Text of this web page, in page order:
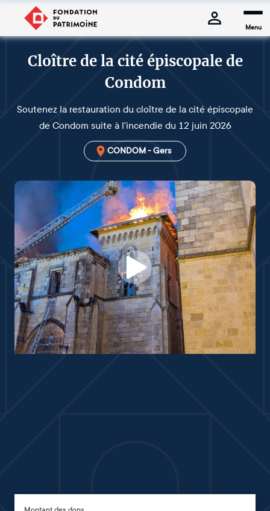
Menu
Cloître de la cité épiscopale de
Condom
Soutenez la restauration du cloître de la cité épiscopale
de Condom suite à l'incendie du 12 juin 2026
CONDOM - Gers